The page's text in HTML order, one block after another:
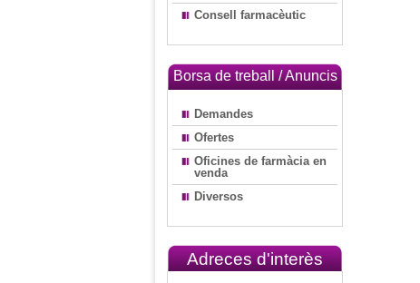
Consell farmacèutic
Borsa de treball / Anuncis
Demandes
Ofertes
Oficines de farmàcia en
venda
Diversos
Adreces d'interès